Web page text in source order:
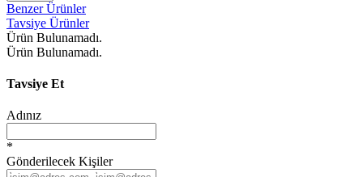
Benzer Ürünler
Tavsiye Ürünler
Ürün Bulunamadı.
Ürün Bulunamadı.
Tavsiye Et
Adınız
*
Gönderilecek Kişiler